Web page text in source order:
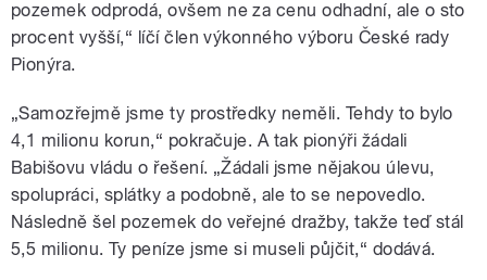
pozemek odprodá, ovšem ne za cenu odhadní, ale o sto
procent vyšší,“ líčí člen výkonného výboru České rady
Pionýra.
„Samozřejmě jsme ty prostředky neměli. Tehdy to bylo
4,1 milionu korun,“ pokračuje. A tak pionýři žádali
Babišovu vládu o řešení. „Žádali jsme nějakou úlevu,
spolupráci, splátky a podobně, ale to se nepovedlo.
Následně šel pozemek do veřejné dražby, takže teď stál
5,5 milionu. Ty peníze jsme si museli půjčit,“ dodává.